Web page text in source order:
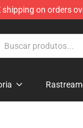
shipping on orders